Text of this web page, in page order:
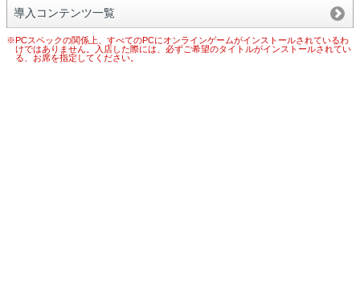
導入コンテンツ一覧
※PCスペックの関係上、すべてのPCにオンラインゲームがインストールされているわ
けではありません。入店した際には、必ずご希望のタイトルがインストールされてい
る、お席を指定してください。